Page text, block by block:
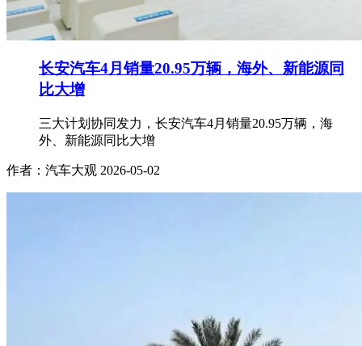
长安汽车4月销量20.95万辆，海外、新能源同
比大增
三大计划协同发力，长安汽车4月销量20.95万辆，海
外、新能源同比大增
作者：汽车大观 2026-05-02